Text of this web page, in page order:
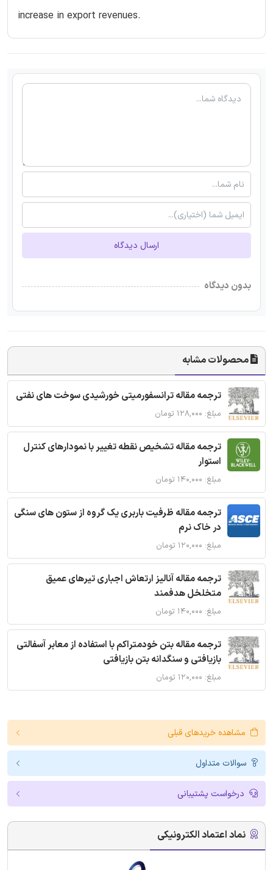
increase in export revenues.
ارسال دیدگاه
بدون دیدگاه
محصولات مشابه
ترجمه مقاله ترانسفورمیتی خورشیدی سوخت های نفتی
مبلغ: ۱۲۸,۰۰۰ تومان
ترجمه مقاله تشخیص نقطه تغییر با نمودارهای کنترل
استوار
مبلغ: ۱۴۰,۰۰۰ تومان
ترجمه مقاله ظرفیت باربری یک گروه از ستون های سنگی
در خاک نرم
مبلغ: ۱۲۰,۰۰۰ تومان
ترجمه مقاله آنالیز ارتعاش اجباری تیرهای عمیق
متخلخل هدفمند
مبلغ: ۱۴۰,۰۰۰ تومان
ترجمه مقاله بتن خودمتراکم با استفاده از معابر آسفالتی
بازیافتی و سنگدانه بتن بازیافتی
مبلغ: ۱۲۰,۰۰۰ تومان
مشاهده خریدهای قبلی
سوالات متداول
درخواست پشتیبانی
نماد اعتماد الکترونیکی